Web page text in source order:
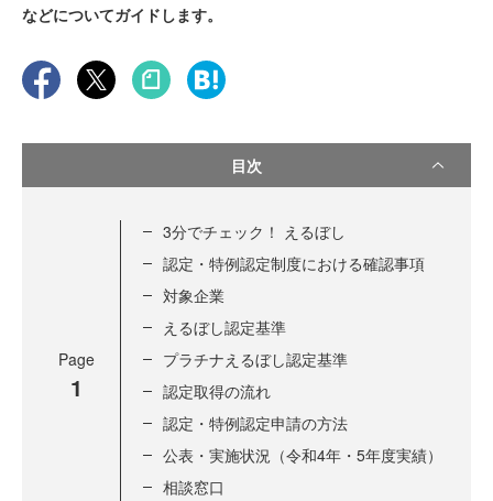
などについてガイドします。
目次
Page
1
3分でチェック！ えるぼし
認定・特例認定制度における確認事項
対象企業
えるぼし認定基準
プラチナえるぼし認定基準
認定取得の流れ
認定・特例認定申請の方法
公表・実施状況（令和4年・5年度実績）
相談窓口